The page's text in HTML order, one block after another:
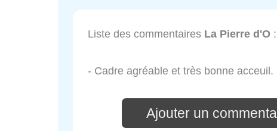
Liste des commentaires La Pierre d'O :
- Cadre agréable et très bonne acceuil.
Ajouter un